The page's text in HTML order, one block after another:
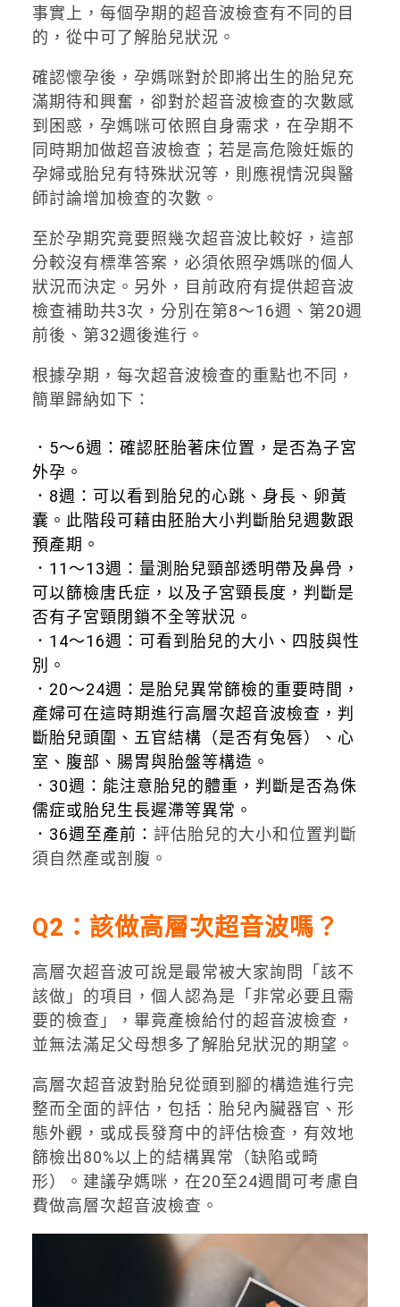
事實上，每個孕期的超音波檢查有不同的目
的，從中可了解胎兒狀況。
確認懷孕後，孕媽咪對於即將出生的胎兒充
滿期待和興奮，卻對於超音波檢查的次數感
到困惑，孕媽咪可依照自身需求，在孕期不
同時期加做超音波檢查；若是高危險妊娠的
孕婦或胎兒有特殊狀況等，則應視情況與醫
師討論增加檢查的次數。
至於孕期究竟要照幾次超音波比較好，這部
分較沒有標準答案，必須依照孕媽咪的個人
狀況而決定。另外，目前政府有提供超音波
檢查補助共3次，分別在第8～16週、第20週
前後、第32週後進行。
根據孕期，每次超音波檢查的重點也不同，
簡單歸納如下：
．5～6週：確認胚胎著床位置，是否為子宮
外孕。
．8週：可以看到胎兒的心跳、身長、卵黃
囊。此階段可藉由胚胎大小判斷胎兒週數跟
預產期。
．11～13週：量測胎兒頸部透明帶及鼻骨，
可以篩檢唐氏症，以及子宮頸長度，判斷是
否有子宮頸閉鎖不全等狀況。
．14～16週：可看到胎兒的大小、四肢與性
別。
．20～24週：是胎兒異常篩檢的重要時間，
產婦可在這時期進行高層次超音波檢查，判
斷胎兒頭圍、五官結構（是否有兔唇）、心
室、腹部、腸胃與胎盤等構造。
．30週：能注意胎兒的體重，判斷是否為侏
儒症或胎兒生長遲滯等異常。
．36週至產前： 評估胎兒的大小和位置判斷
須自然產或剖腹。
Q2 ： 該做高層次超音波嗎？
高層次超音波可說是最常被大家詢問「該不
該做」的項目，個人認為是「非常必要且需
要的檢查」，畢竟產檢給付的超音波檢查，
並無法滿足父母想多了解胎兒狀況的期望。
高層次超音波對胎兒從頭到腳的構造進行完
整而全面的評估，包括：胎兒內臟器官、形
態外觀，或成長發育中的評估檢查，有效地
篩檢出80%以上的結構異常（缺陷或畸
形）。建議孕媽咪，在20至24週間可考慮自
費做高層次超音波檢查。